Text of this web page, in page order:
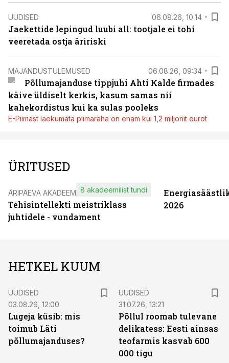
UUDISED 06.08.26, 10:14
Jaekettide lepingud luubi all: tootjale ei tohi
veeretada ostja äririski
MAJANDUSTULEMUSED 06.08.26, 09:34
Põllumajanduse tippjuhi Ahti Kalde firmades
käive üldiselt kerkis, kasum samas nii
kahekordistus kui ka sulas pooleks
E-Piimast laekumata piimaraha on enam kui 1,2 miljonit eurot
ÜRITUSED
ÄRIPÄEVA AKADEEMIA
Tehisintellekti meistriklass
juhtidele - vundament
8 akadeemilist tundi
2026
HETKEL KUUM
UUDISED
03.08.26, 12:00
Lugeja küsib: mis
toimub Läti
põllumajanduses?
UUDISED
31.07.26, 13:21
Põllul roomab tulevane
delikatess: Eesti ainsas
teofarmis kasvab 600
000 tigu